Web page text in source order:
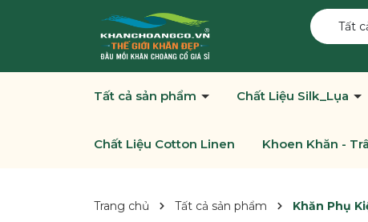
Tất
Tất cả sản phẩm Chất Liệu Silk_Lụa
Chất Liệu Cotton Linen Khoen Khăn -
Trang chủ Tất cả sản phẩm Khăn Phụ